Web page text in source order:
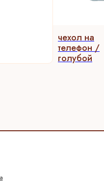
чехол на
телефон /
голубой